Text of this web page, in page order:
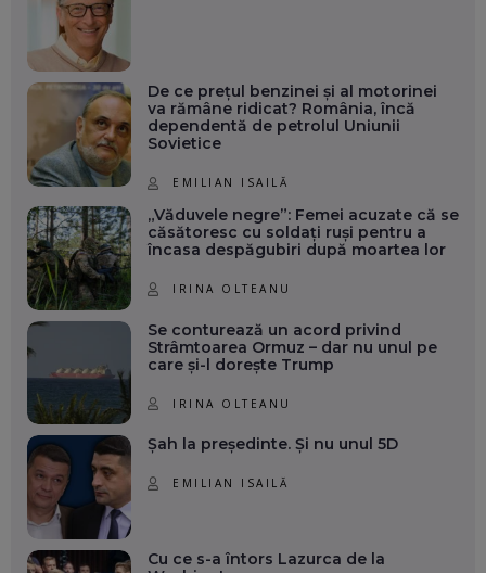
De ce prețul benzinei și al motorinei
va rămâne ridicat? România, încă
dependentă de petrolul Uniunii
Sovietice
EMILIAN ISAILĂ
„Văduvele negre”: Femei acuzate că se
căsătoresc cu soldați ruși pentru a
încasa despăgubiri după moartea lor
IRINA OLTEANU
Se conturează un acord privind
Strâmtoarea Ormuz – dar nu unul pe
care și-l dorește Trump
IRINA OLTEANU
Șah la președinte. Și nu unul 5D
EMILIAN ISAILĂ
Cu ce s-a întors Lazurca de la